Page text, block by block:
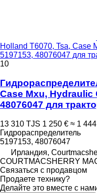
Holland T6070, Tsa, Case
5197153, 48076047 для
10
Case Mxu, Hydraulic
48076047 для
13 310 TJS 1 250 € ≈ 1
Гидрораспределитель
5197153, 48076047
Ирландия,
COURTMACSHERRY
Связаться с продавцом
Продаете технику?
Делайте это вместе с